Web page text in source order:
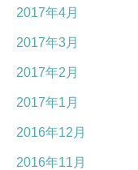
2017年4月
2017年3月
2017年2月
2017年1月
2016年12月
2016年11月